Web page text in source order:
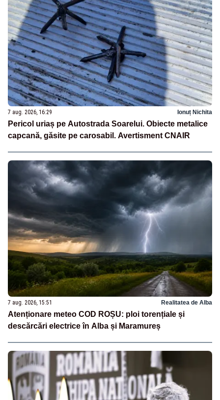
7 aug. 2026, 16:29 Ionuț Nichita
Pericol uriaș pe Autostrada Soarelui. Obiecte metalice
capcană, găsite pe carosabil. Avertisment CNAIR
7 aug. 2026, 15:51 Realitatea de Alba
Atenționare meteo COD ROȘU: ploi torențiale și
descărcări electrice în Alba și Maramureș